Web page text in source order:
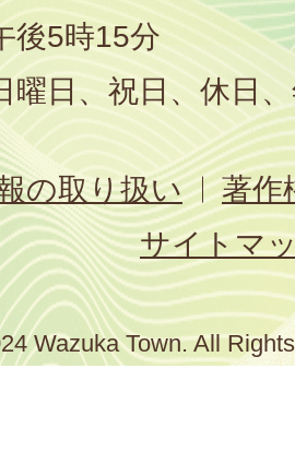
後5時15分
曜日、祝日、休日
の取り扱い
著作
サイトマ
Wazuka Town. All